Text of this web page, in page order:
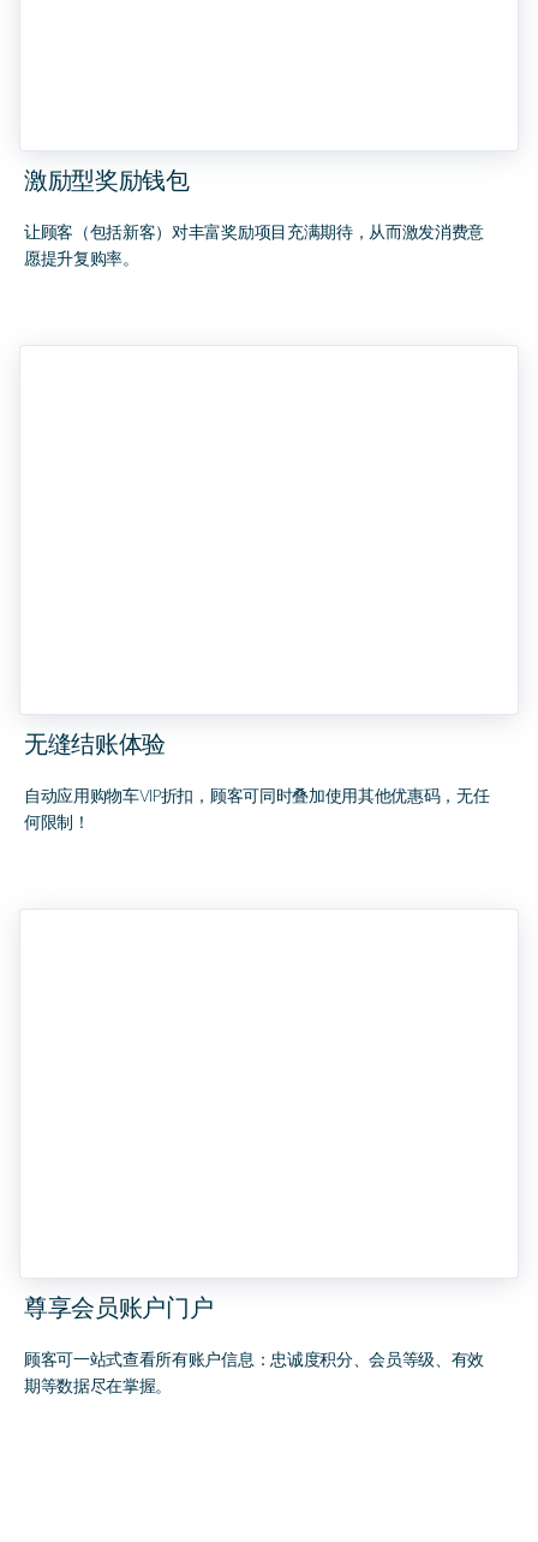
激励型奖励钱包
让顾客（包括新客）对丰富奖励项目充满期待，从而激发消费意
愿提升复购率。
无缝结账体验
自动应用购物车VIP折扣，顾客可同时叠加使用其他优惠码，无任
何限制！
尊享会员账户门户
顾客可一站式查看所有账户信息：忠诚度积分、会员等级、有效
期等数据尽在掌握。